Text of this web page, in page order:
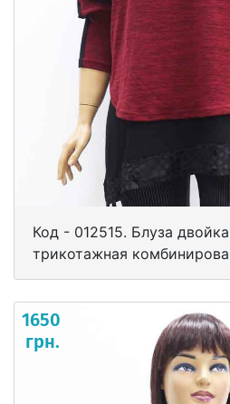
Код - 012515. Блуза
трикотажная
1650
грн.